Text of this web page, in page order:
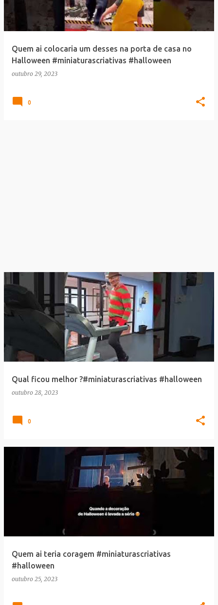
Quem ai colocaria um desses na porta de casa no
Halloween #miniaturascriativas #halloween
outubro 29, 2023
0
Qual ficou melhor ?#miniaturascriativas #halloween
outubro 28, 2023
0
Quem ai teria coragem #miniaturascriativas
#halloween
outubro 25, 2023